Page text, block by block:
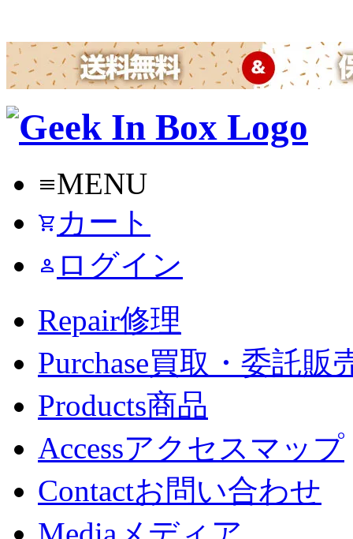
menuMENU
shopping_cart カート
person ログイン
Repair修理
Purchase買取・委託販
Products商品
Accessアクセスマップ
Contactお問い合わせ